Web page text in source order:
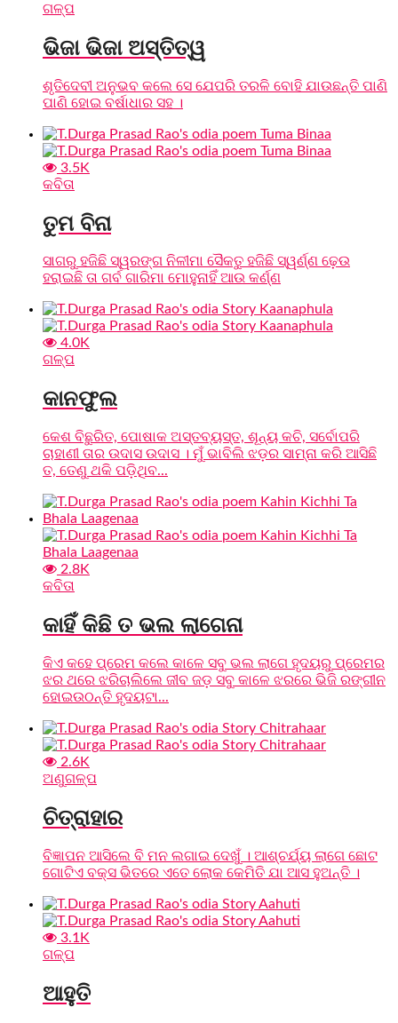
ଗଳ୍ପ
ଭିଜା ଭିଜା ଅସ୍ତିତ୍ୱ
ଶୃତିଦେବୀ ଅନୁଭବ କଲେ ସେ ଯେପରି ତରଳି ବୋହି ଯାଉଛନ୍ତି ପାଣି
ପାଣି ହୋଇ ବର୍ଷାଧାର ସହ ।
3.5K
କବିତା
ତୁମ ବିନା
ସାଗରୁ ହଜିଛି ସ୍ୱରଙ୍ଗ ନିଳୀମା ସୈକତୁ ହଜିଛି ସ୍ୱର୍ଣ୍ଣ ଢ଼େଉ
ହରାଇଛି ତା ଗର୍ବ ଗାରିମା ମୋହୁନାହିଁ ଆଉ କର୍ଣ୍ଣ
4.0K
ଗଳ୍ପ
କାନଫୁଲ
କେଶ ବିଛୁରିତ, ପୋଷାକ ଅସ୍ତବ୍ୟସ୍ତ, ଶୂନ୍ୟ କଚି, ସର୍ବୋପରି
ଚାହାଣୀ ତାର ଉଦାସ ଉଦାସ । ମୁଁ ଭାବିଲି ଝଡ଼ର ସାମ୍ନା କରି ଆସିଛି
ତ, ତେଣୁ ଥକି ପଡ଼ିଥିବ...
2.8K
କବିତା
କାହିଁ କିଛି ତ ଭଲ ଲାଗେନା
କିଏ କହେ ପ୍ରେମ କଲେ କାଳେ ସବୁ ଭଲ ଲାଗେ ହୃଦୟରୁ ପ୍ରେମର
ଝର ଥରେ ଝରିଚାଲିଲେ ଜୀବ ଜଡ଼ ସବୁ କାଳେ ଝରରେ ଭିଜି ରଙ୍ଗୀନ
ହୋଇଉଠନ୍ତି ହୃଦୟଟା...
2.6K
ଅଣୁଗଳ୍ପ
ଚିତ୍ରାହାର
ବିଜ୍ଞାପନ ଆସିଲେ ବି ମନ ଲଗାଇ ଦେଖୁଁ । ଆଶ୍ଚର୍ଯ୍ୟ ଲାଗେ ଛୋଟ
ଗୋଟିଏ ବକ୍ସ ଭିତରେ ଏତେ ଲୋକ କେମିତି ଯା ଆସ ହୁଅନ୍ତି ।
3.1K
ଗଳ୍ପ
ଆହୁତି